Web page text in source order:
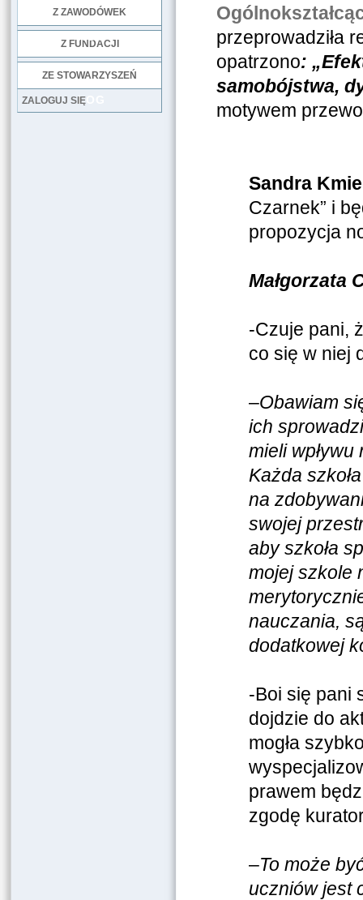
Z ZAWODÓWEK
Z FUNDACJI
ZE STOWARZYSZEŃ
LOG
ZALOGUJ SIĘ
przeprowadziła
opatrzono: „
samobójstwa,
motywem
Sandra
Czarnek” i
propozycja
Małgorzata
-Czuje pani,
co się w niej
–Obawiam
ich
mieli
Każda
na
swojej
aby szkoła
mojej szkole
nauczania,
dodatkowej
-Boi się pani
dojdzie do
mogła
prawem
zgodę
–To może
uczniów jest